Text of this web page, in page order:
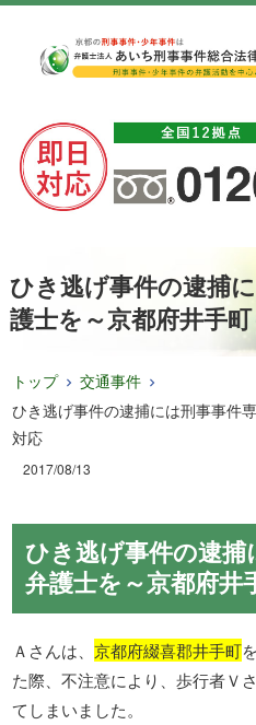
ひき逃げ事件の逮捕
護士を～京都府井手
トップ
交通事件
ひき逃げ事件の逮捕には刑事事件
対応
2017/08/13
ひき逃げ事件の逮
弁護士を～京都府井
Ａさんは、京都府綴喜郡井手町
た際、不注意により、歩行者Ｖ
てしまいました。